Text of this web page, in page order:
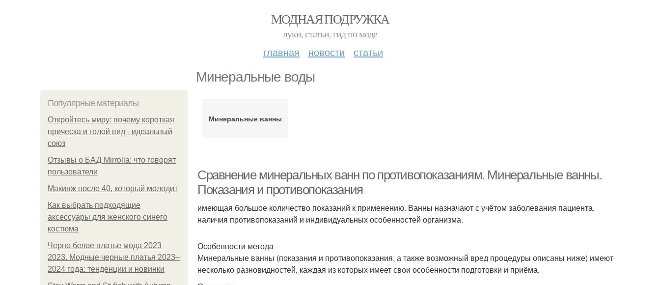
МОДНАЯ ПОДРУЖКА
луки, статьи, гид по моде
главная новости статьи
Минеральные воды
Популярные материалы
Откройтесь миру: почему короткая
прическа и голой вид - идеальный
союз
Отзывы о БАД Mirrolla: что говорят
пользователи
Макияж после 40, который молодит
Как выбрать подходящие
аксессуары для женского синего
костюма
Черно белое платье мода 2023
2023. Модные черные платья 2023–
2024 года: тенденции и новинки
Минеральные ванны
Сравнение минеральных ванн по противопоказаниям. Минеральные ванны.
Показания и противопоказания
имеющая большое количество показаний к применению. Ванны назначают с учётом заболевания пациента,
наличия противопоказаний и индивидуальных особенностей организма.
Особенности метода
Минеральные ванны (показания и противопоказания, а также возможный вред процедуры описаны ниже) имеют
несколько разновидностей, каждая из которых имеет свои особенности подготовки и приёма.